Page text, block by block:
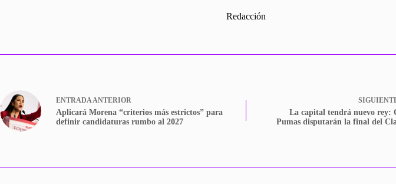
Redacción
ENTRADAANTERIOR
Aplicará Morena “criterios más estrictos” para
definir candidaturas rumbo al 2027
La capital tendrá nuevo rey:
Pumas disputarán la final del